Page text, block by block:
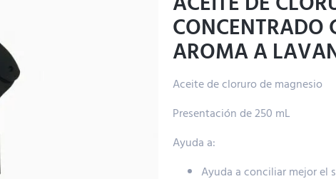
CONCENTRADO
AROMA A
Aceite de cloruro de magnesio
Presentación de 250 mL
Ayuda a:
Ayuda a conciliar mejor el